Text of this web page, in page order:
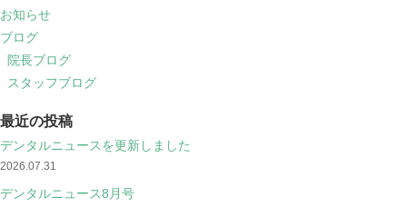
お知らせ
ブログ
院長ブログ
スタッフブログ
最近の投稿
デンタルニュースを更新しました
2026.07.31
デンタルニュース8月号